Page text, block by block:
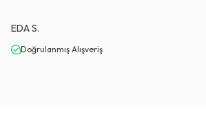
EDAS.
Doğrulanmış Alışveriş